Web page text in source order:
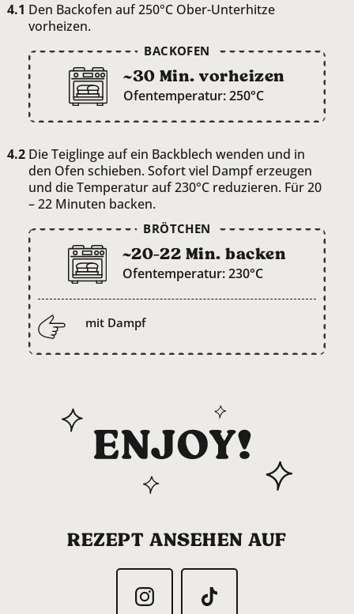
Den Backofen auf 250°C Ober-Unterhitze
vorheizen.
BACKOFEN
~30 Min. vorheizen
Ofentemperatur: 250°C
Die Teiglinge auf ein Backblech wenden und in
den Ofen schieben. Sofort viel Dampf erzeugen
und die Temperatur auf 230°C reduzieren. Für 20
– 22 Minuten backen.
BRÖTCHEN
~20-22 Min. backen
Ofentemperatur: 230°C
mit Dampf
REZEPT ANSEHEN AUF